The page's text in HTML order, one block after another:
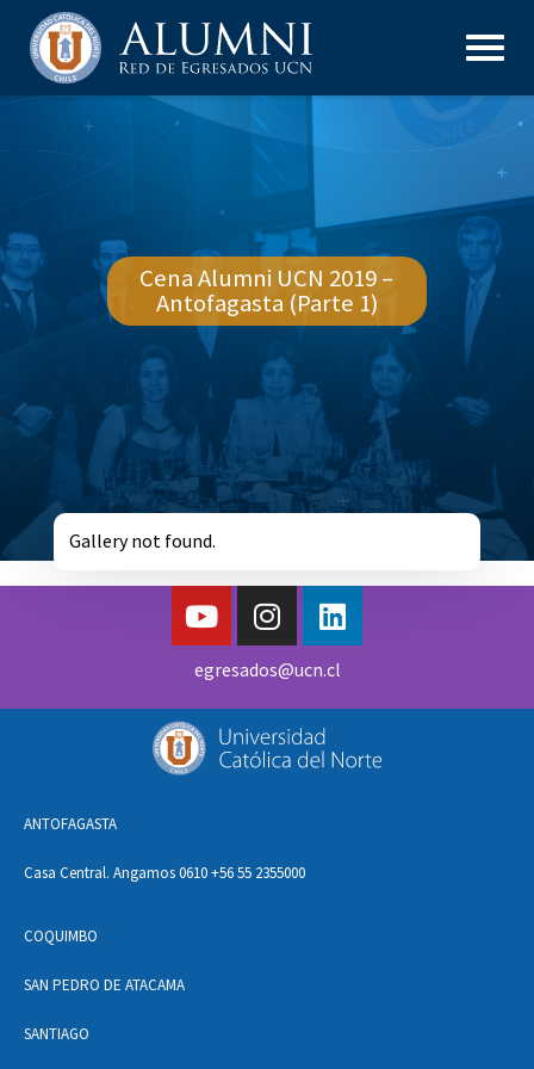
Cena Alumni UCN 2019 –
Antofagasta (Parte 1)
Gallery not found.
egresados@ucn.cl
ANTOFAGASTA
Casa Central. Angamos 0610 +56 55 2355000
COQUIMBO
SAN PEDRO DE ATACAMA
SANTIAGO